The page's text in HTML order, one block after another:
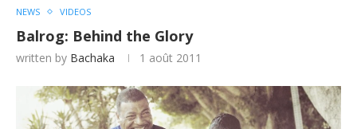
NEWS VIDEOS
Balrog: Behind the Glory
written by Bachaka 1 août 2011